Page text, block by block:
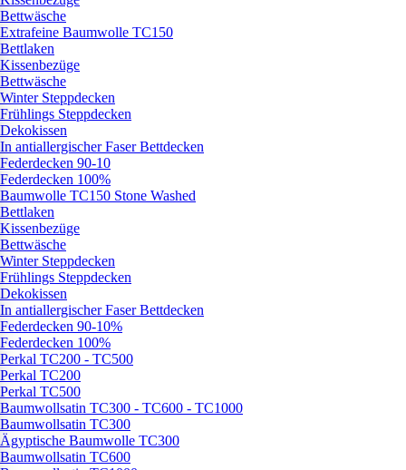
Bettwäsche
Extrafeine Baumwolle TC150
Bettlaken
Kissenbezüge
Bettwäsche
Winter Steppdecken
Frühlings Steppdecken
Dekokissen
In antiallergischer Faser Bettdecken
Federdecken 90-10
Federdecken 100%
Baumwolle TC150 Stone Washed
Bettlaken
Kissenbezüge
Bettwäsche
Winter Steppdecken
Frühlings Steppdecken
Dekokissen
In antiallergischer Faser Bettdecken
Federdecken 90-10%
Federdecken 100%
Perkal TC200 - TC500
Perkal TC200
Perkal TC500
Baumwollsatin TC300 - TC600 - TC1000
Baumwollsatin TC300
Ägyptische Baumwolle TC300
Baumwollsatin TC600